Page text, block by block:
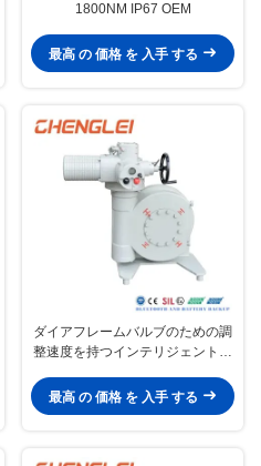
1800NM IP67 OEM
最高 の 価格 を 入手 する
ダイアフレームバルブのための調
整速度を持つインテリジェント電
最高 の 価格 を 入手 する